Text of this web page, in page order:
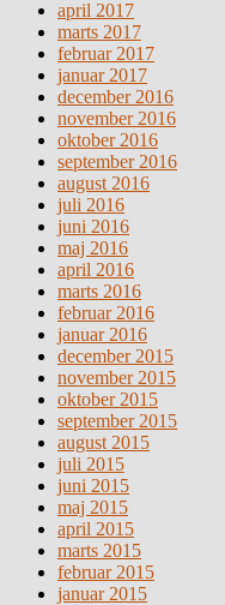
april 2017
marts 2017
februar 2017
januar 2017
december 2016
november 2016
oktober 2016
september 2016
august 2016
juli 2016
juni 2016
maj 2016
april 2016
marts 2016
februar 2016
januar 2016
december 2015
november 2015
oktober 2015
september 2015
august 2015
juli 2015
juni 2015
maj 2015
april 2015
marts 2015
februar 2015
januar 2015